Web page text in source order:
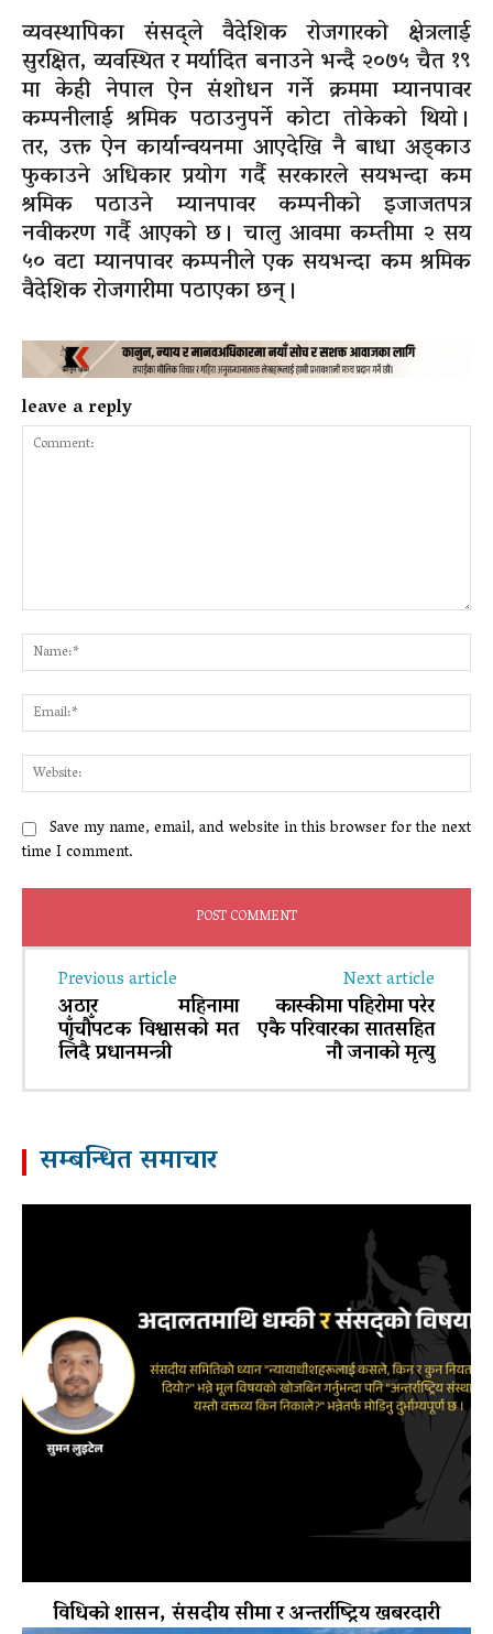
व्यवस्थापिका संसद्ले वैदेशिक रोजगारको क्षेत्रलाई
सुरक्षित, व्यवस्थित र मर्यादित बनाउने भन्दै २०७५ चैत १९
मा केही नेपाल ऐन संशोधन गर्ने क्रममा म्यानपावर
कम्पनीलाई श्रमिक पठाउनुपर्ने कोटा तोकेको थियो ।
तर, उक्त ऐन कार्यान्वयनमा आएदेखि नै बाधा अड्काउ
फुकाउने अधिकार प्रयोग गर्दै सरकारले सयभन्दा कम
श्रमिक पठाउने म्यानपावर कम्पनीको इजाजतपत्र
नवीकरण गर्दै आएको छ । चालु आवमा कम्तीमा २ सय
५० वटा म्यानपावर कम्पनीले एक सयभन्दा कम श्रमिक
वैदेशिक रोजगारीमा पठाएका छन् ।
leave a reply
Save my name, email, and website in this browser for the next
time I comment.
Previous article
अठार महिनामा
पाँचौँपटक विश्वासको मत
लिँदै प्रधानमन्त्री
Next article
कास्कीमा पहिरोमा परेर
एकै परिवारका सातसहित
नौ जनाको मृत्यु
सम्बन्धित समाचार
विधिको शासन, संसदीय सीमा र अन्तर्राष्ट्रिय खबरदारी